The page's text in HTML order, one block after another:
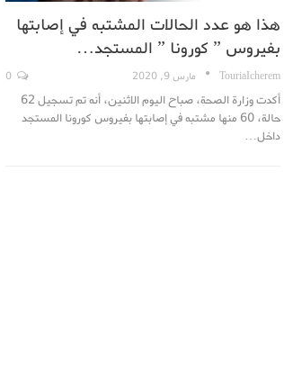
هذا هو عدد الحالات المشتبه في إصابتها
بفيروس ” كورونا ” المستجد…
TouriaIcherem مارس 9, 2020
أكدت وزارة الصحة، صباح اليوم الاثنين، أنه تم تسجيل 62
حالة، 60 منها مشتبه في إصابتها بفيروس كورونا المستجد
داخل…